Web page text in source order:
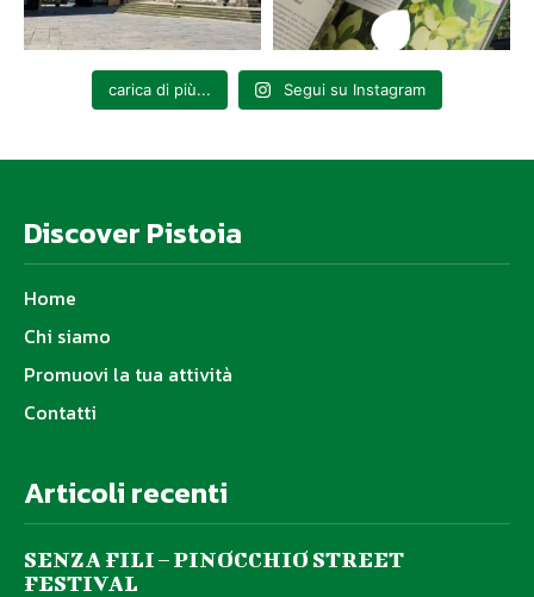
carica di più... Segui su Instagram
Discover Pistoia
Home
Chi siamo
Promuovi la tua attività
Contatti
Articoli recenti
SENZA FILI – PINOCCHIO STREET
FESTIVAL